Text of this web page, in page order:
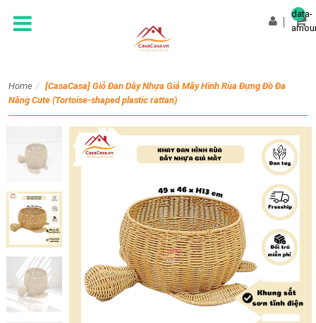
data-
Home / [CasaCasa] Giỏ Đan Dây Nhựa Giả Mây Hình Rùa Đựng Đồ Đa
Năng Cute (Tortoise-shaped plastic rattan)